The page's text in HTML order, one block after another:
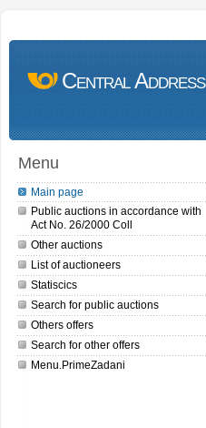
Central Address
Menu
Main page
Public auctions in accordance with
Act No. 26/2000 Coll
Other auctions
List of auctioneers
Statiscics
Search for public auctions
Others offers
Search for other offers
Menu.PrimeZadani